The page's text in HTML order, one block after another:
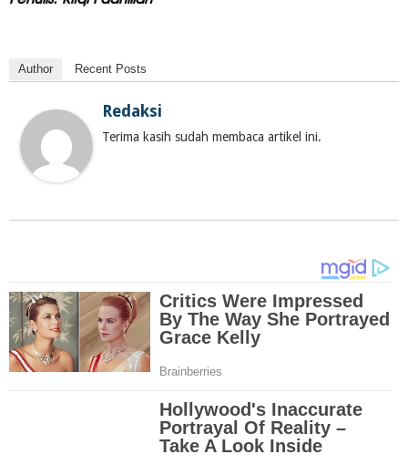
Author Recent Posts
Redaksi
Terima kasih sudah membaca artikel ini.